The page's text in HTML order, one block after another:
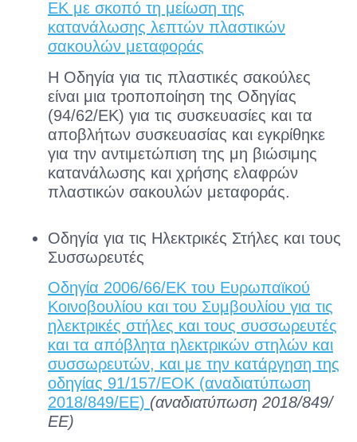
ΕΚ με σκοπό τη μείωση της
κατανάλωσης λεπτών πλαστικών
σακουλών μεταφοράς
Η Οδηγία για τις πλαστικές σακούλες
είναι μια τροποποίηση της Οδηγίας
(94/62/ΕΚ) για τις συσκευασίες και τα
αποβλήτων συσκευασίας και εγκρίθηκε
για την αντιμετώπιση της μη βιώσιμης
κατανάλωσης και χρήσης ελαφρών
πλαστικών σακουλών μεταφοράς.
Οδηγία για τις Ηλεκτρικές Στήλες και τους
Συσσωρευτές
Οδηγία 2006/66/ΕΚ του Ευρωπαϊκού
Κοινοβουλίου και του Συμβουλίου για τις
ηλεκτρικές στήλες και τους συσσωρευτές
και τα απόβλητα ηλεκτρικών στηλών και
συσσωρευτών, και με την κατάργηση της
οδηγίας 91/157/ΕΟΚ (αναδιατύπωση
2018/849/ΕΕ) (αναδιατύπωση 2018/849/
ΕΕ)